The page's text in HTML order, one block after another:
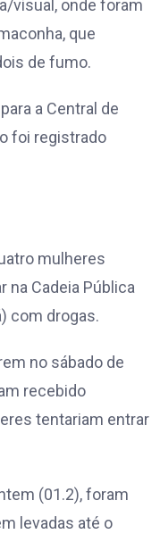
visual, onde foram
que
de fumo.
a Central de
foi registrado
mulheres
na Cadeia Pública
com drogas.
no sábado de
recebido
tentariam entrar
(01.2), foram
levadas até o